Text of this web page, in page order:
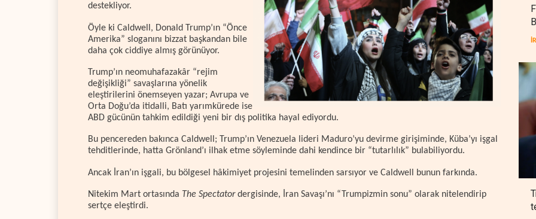
destekliyor.
Öyle ki Caldwell, Donald Trump’ın “Önce
Amerika” sloganını bizzat başkandan bile
daha çok ciddiye almış görünüyor.
Trump’ın neomuhafazakâr “rejim
değişikliği” savaşlarına yönelik
eleştirilerini önemseyen yazar; Avrupa ve
Orta Doğu’da itidalli, Batı yarımkürede ise
ABD gücünün tahkim edildiği yeni bir dış politika hayal ediyordu.
Bu pencereden bakınca Caldwell; Trump’ın Venezuela lideri Maduro’yu devirme girişiminde, Küba’yı işgal
tehditlerinde, hatta Grönland’ı ilhak etme söyleminde dahi kendince bir “tutarlılık” bulabiliyordu.
Ancak İran’ın işgali, bu bölgesel hâkimiyet projesini temelinden sarsıyor ve Caldwell bunun farkında.
Nitekim Mart ortasında The Spectatordergisinde, İran Savaşı’nı “Trumpizmin sonu” olarak nitelendirip
sertçe eleştirdi.